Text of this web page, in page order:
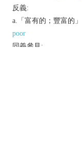
反義:
a.「富有的；豐富的
poor
同義參見: